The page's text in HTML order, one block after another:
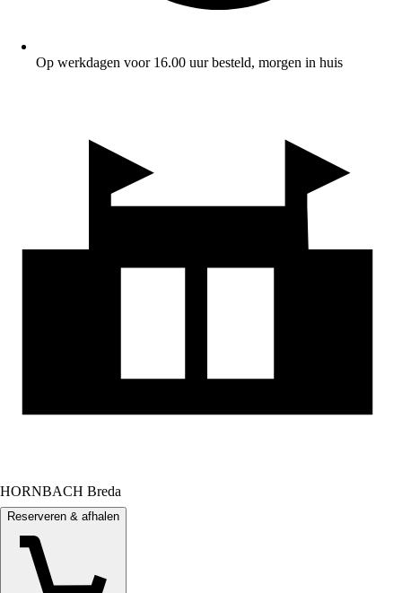
Op werkdagen voor 16.00 uur besteld, morgen in huis
HORNBACH Breda
Reserveren & afhalen